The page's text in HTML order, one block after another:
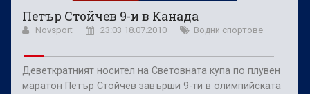
Петър Стойчев 9-и в Канада
Novsport 23:03 18.07.2010 Водни спортове
Деветкратният носител на Световната купа по плувен
маратон Петър Стойчев завърши 9-ти в олимпийската